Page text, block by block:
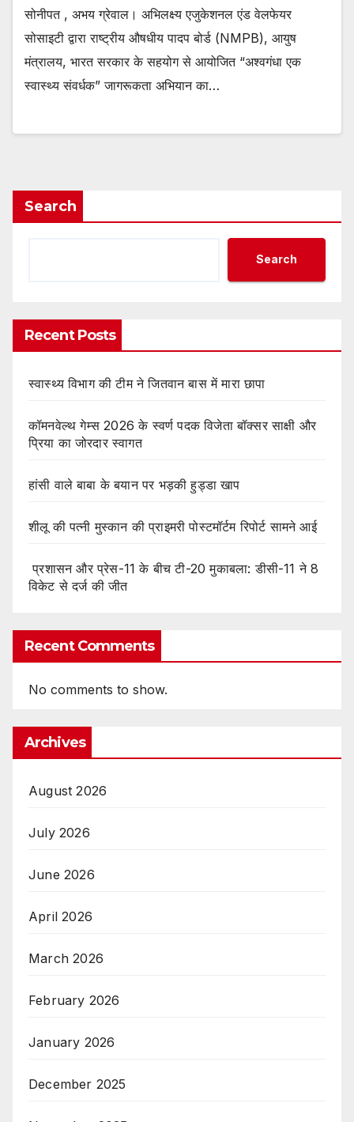
सोनीपत , अभय ग्रेवाल। अभिलक्ष्य एजुकेशनल एंड वेलफेयर
सोसाइटी द्वारा राष्ट्रीय औषधीय पादप बोर्ड (NMPB), आयुष
मंत्रालय, भारत सरकार के सहयोग से आयोजित “अश्वगंधा एक
स्वास्थ्य संवर्धक” जागरूकता अभियान का…
Search
Search
Recent Posts
स्वास्थ्य विभाग की टीम ने जितवान बास में मारा छापा
कॉमनवेल्थ गेम्स 2026 के स्वर्ण पदक विजेता बॉक्सर साक्षी और
प्रिया का जोरदार स्वागत
हांसी वाले बाबा के बयान पर भड़की हुड्डा खाप
शीलू की पत्नी मुस्कान की प्राइमरी पोस्टमॉर्टम रिपोर्ट सामने आई
प्रशासन और प्रेस-11 के बीच टी-20 मुकाबला: डीसी-11 ने 8
विकेट से दर्ज की जीत
Recent Comments
No comments to show.
Archives
August 2026
July 2026
June 2026
April 2026
March 2026
February 2026
January 2026
December 2025